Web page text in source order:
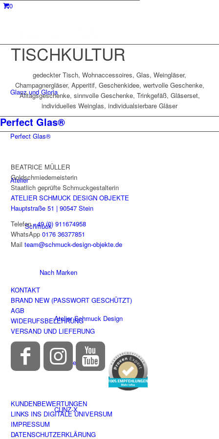
0
Glanz und Gloria
Perfect Glas®
Atelier
Schmuck
Nach Marken
Atelier Schmuck Design
Objekte
CUNZ-X
TISCHKULTUR
gedeckter Tisch, Wohnaccessoires, Glas, Weingläser,
Champagnergläser, Apperitif, Geschenkidee, wertvolle Geschenke,
Alltagsgeschenke, sinnvolle Geschenke, Trinkgefäß, Gläserset,
individuelles Weinglas, individualsierbare Gläser
Perfect Glas®
BEATRICE MÜLLER
Goldschmiedemeisterin
Staatlich geprüfte Schmuckgestalterin
ATELIER SCHMUCK DESIGN OBJEKTE
Hauptstraße 51 | 90547 Stein
Telefon+49 (0) 911674958
WhatsApp0176 36377851
Mailteam@schmuck-design-objekte.de
KONTAKT
BRAND NEW (PASSWORT GESCHÜTZT)
AGB
WIDERUFSBELEHRUNG
VERSAND UND LIEFERUNG
KUNDENBEWERTUNGEN
LINKS INS DIGITALE UNIVERSUM
IMPRESSUM
DATENSCHUTZERKLÄRUNG